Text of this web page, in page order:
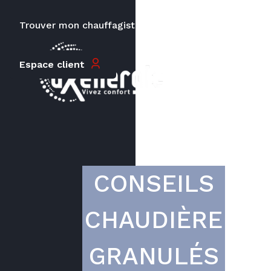
Trouver mon chauffagiste
Espace client
CONSEILS
CHAUDIÈRE
GRANULÉS